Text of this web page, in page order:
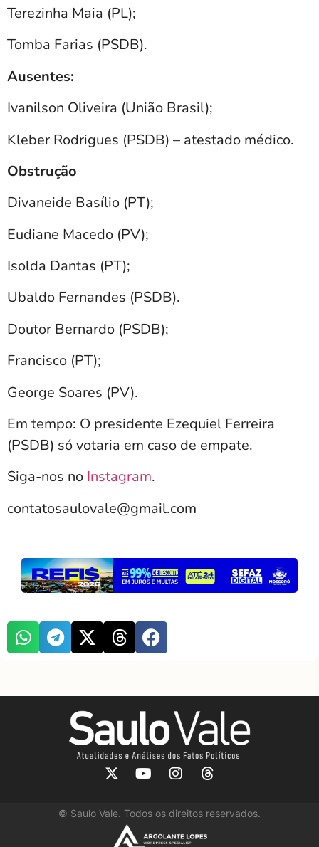
Terezinha Maia (PL);
Tomba Farias (PSDB).
Ausentes:
Ivanilson Oliveira (União Brasil);
Kleber Rodrigues (PSDB) – atestado médico.
Obstrução
Divaneide Basílio (PT);
Eudiane Macedo (PV);
Isolda Dantas (PT);
Ubaldo Fernandes (PSDB).
Doutor Bernardo (PSDB);
Francisco (PT);
George Soares (PV).
Em tempo: O presidente Ezequiel Ferreira
(PSDB) só votaria em caso de empate.
Siga-nos no Instagram.
contatosaulovale@gmail.com
© Saulo Vale. Todos os direitos reservados.